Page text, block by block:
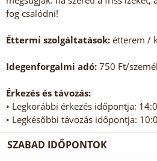
fog csalódni!
Éttermi szolgáltatások: étterem /
Idegenforgalmi adó: 750 Ft/
Érkezés és távozás:
• Legkorábbi érkezés időpontja:
• Legkésőbbi távozás időpontja:
SZABAD IDŐPONTOK